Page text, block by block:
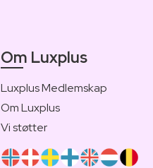
Om Luxplus
Luxplus Medlemskap
Om Luxplus
Vi støtter